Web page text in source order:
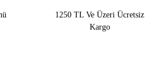
1250 TL Ve Üzeri Ücretsiz
Kargo